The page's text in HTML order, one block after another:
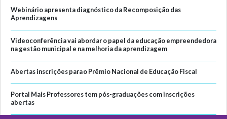
Webinário apresenta diagnóstico da Recomposição das
Aprendizagens
Videoconferência vai abordar o papel da educação empreendedora
na gestão municipal e na melhoria da aprendizagem
Abertas inscrições para o Prêmio Nacional de Educação Fiscal
Portal Mais Professores tem pós-graduações com inscrições
abertas